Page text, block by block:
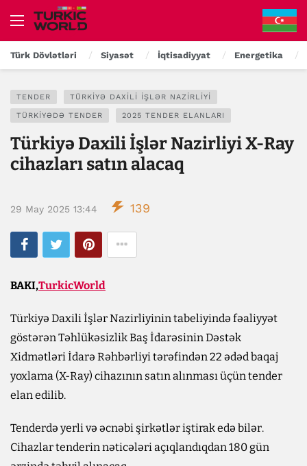
Türk Dövlətləri Siyasət İqtisadiyyat Energetika
TENDER TÜRKIYƏ DAXILI İŞLƏR NAZIRLIYI
TÜRKIYƏDƏ TENDER 2025 TENDER ELANLARI
Türkiyə Daxili İşlər Nazirliyi X-Ray
cihazları satın alacaq
29 May 2025 13:44 139
BAKI,TurkicWorld
Türkiyə Daxili İşlər Nazirliyinin tabeliyində fəaliyyət
göstərən Təhlükəsizlik Baş İdarəsinin Dəstək
Xidmətləri İdarə Rəhbərliyi tərəfindən 22 ədəd baqaj
yoxlama (X-Ray) cihazının satın alınması üçün tender
elan edilib.
Tenderdə yerli və əcnəbi şirkətlər iştirak edə bilər.
Cihazlar tenderin nəticələri açıqlandıqdan 180 gün